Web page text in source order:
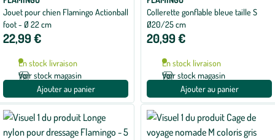
Jouet pour chien Flamingo Actionball
foot - Ø 22 cm
22,99 €
En stock livraison
Voir stock magasin
Ajouter au panier
Collerette gonflable bleue taille S
Ø20/25 cm
20,99 €
En stock livraison
Voir stock magasin
Ajouter au panier